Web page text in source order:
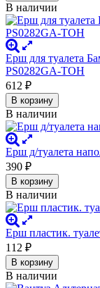
В наличии
Ерш для туалета
PS0282GA-TOH
612 ₽
В корзину
В наличии
Ерш д/туалета
390 ₽
В корзину
В наличии
Ерш пластик.
112 ₽
В корзину
В наличии